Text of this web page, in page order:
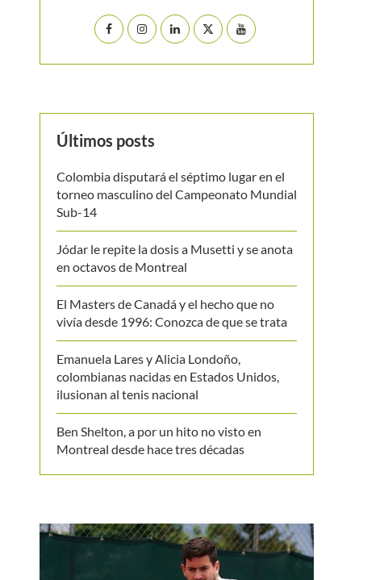
Últimos posts
Colombia disputará el séptimo lugar en el
torneo masculino del Campeonato Mundial
Sub-14
Jódar le repite la dosis a Musetti y se anota
en octavos de Montreal
El Masters de Canadá y el hecho que no
vivía desde 1996: Conozca de que se trata
Emanuela Lares y Alicia Londoño,
colombianas nacidas en Estados Unidos,
ilusionan al tenis nacional
Ben Shelton, a por un hito no visto en
Montreal desde hace tres décadas